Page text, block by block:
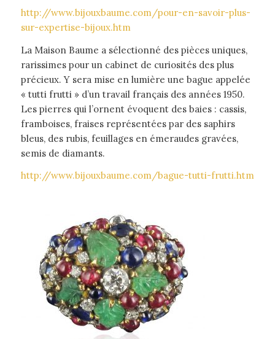
http://www.bijouxbaume.com/pour-en-savoir-plus-
sur-expertise-bijoux.htm
La Maison Baume a sélectionné des pièces uniques,
rarissimes pour un cabinet de curiosités des plus
précieux. Y sera mise en lumière une bague appelée
« tutti frutti » d’un travail français des années 1950.
Les pierres qui l’ornent évoquent des baies : cassis,
framboises, fraises représentées par des saphirs
bleus, des rubis, feuillages en émeraudes gravées,
semis de diamants.
http://www.bijouxbaume.com/bague-tutti-frutti.htm